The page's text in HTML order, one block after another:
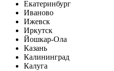
Екатеринбург
Иваново
Ижевск
Иркутск
Йошкар-Ола
Казань
Калининград
Калуга